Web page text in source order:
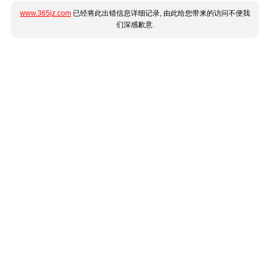
www.365jz.com 已经将此出错信息详细记录, 由此给您带来的访问不便我
们深感歉意.